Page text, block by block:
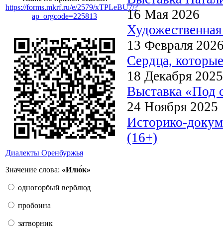
https://forms.mkrf.ru/e/2579/xTPLeBU7/?
ap_orgcode=225813
Диалекты Оренбуржья
Значение слова: «Илю́к»
одногорбый верблюд
пробоина
затворник
16 Мая 2026
13 Февраля
Сердца,
18 Декабря 2025
Выставка «Под
24 Ноября 2025
Историко-
(16+)